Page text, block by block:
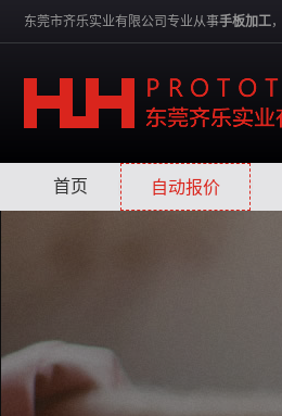
东莞市齐乐实业有限公司专业从事手板加工，
首页 自动报价